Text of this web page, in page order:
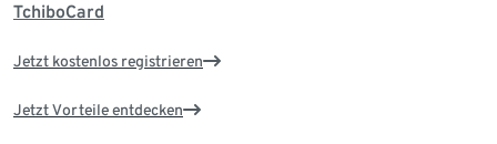
TchiboCard
Jetzt kostenlos registrieren
Jetzt Vorteile entdecken